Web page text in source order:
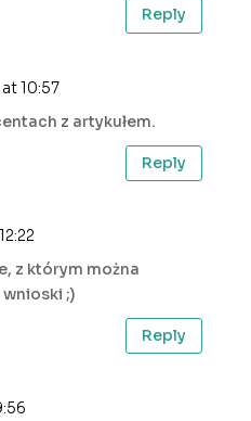
Reply
10:57
z artykułem.
Reply
z którym można
;)
Reply